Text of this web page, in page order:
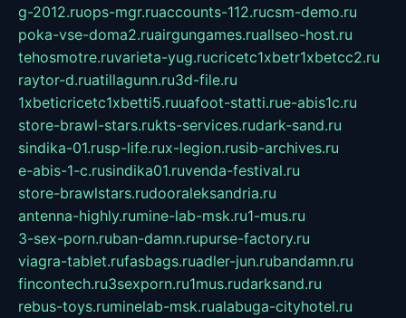
g-2012.ruops-mgr.ruaccounts-112.rucsm-demo.ru
poka-vse-doma2.ruairgungames.ruallseo-host.ru
tehosmotre.ruvarieta-yug.rucricetc1xbetr1xbetcc2.ru
raytor-d.ruatillagunn.ru3d-file.ru
1xbeticricetc1xbetti5.ruuafoot-statti.rue-abis1c.ru
store-brawl-stars.rukts-services.rudark-sand.ru
sindika-01.rusp-life.rux-legion.rusib-archives.ru
e-abis-1-c.rusindika01.ruvenda-festival.ru
store-brawlstars.rudooraleksandria.ru
antenna-highly.rumine-lab-msk.ru1-mus.ru
3-sex-porn.ruban-damn.rupurse-factory.ru
viagra-tablet.rufasbags.ruadler-jun.rubandamn.ru
fincontech.ru3sexporn.ru1mus.rudarksand.ru
rebus-toys.ruminelab-msk.rualabuga-cityhotel.ru